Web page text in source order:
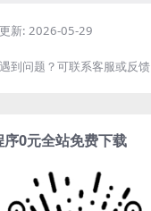
新: 2026-05-29
到问题？可联系客服或反馈
序0元全站免费下载